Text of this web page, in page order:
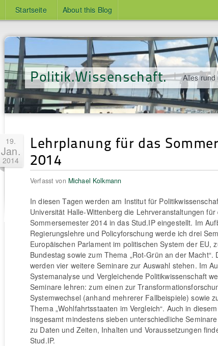
Startseite About this Blog
Politik.Wissenschaft. Alles rund
19.
Jan.
2014
Lehrplanung für das
2014
Verfasst von Michael Kolkmann
In diesen Tagen werden am Institut für
Universität Halle-Wittenberg die Lehrveranstaltungen für
Sommersemester 2014 in das Stud.IP eingestellt. Im
Regierungslehre und Policyforschung werde ich drei
Europäischen Parlament im politischen System der EU,
Bundestag sowie zum Thema „Rot-Grün an der Macht“.
werden vier weitere Seminare zur Auswahl stehen. Im
Systemanalyse und Vergleichende Politikwissenschaft
Seminare lehren: zum einen zur
Systemwechsel (anhand mehrerer Fallbeispiele) sowie
Thema „Wohlfahrtsstaaten im Vergleich“. Auch in
insgesamt mindestens sieben unterschiedliche
zu Daten und Zeiten, Inhalten und Voraussetzungen
Stud.IP.